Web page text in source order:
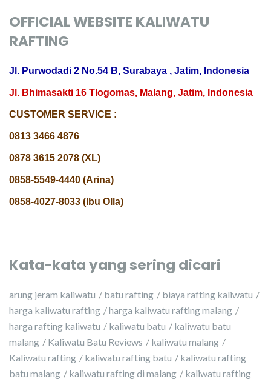
OFFICIAL WEBSITE KALIWATU
RAFTING
Jl. Purwodadi 2 No.54 B, Surabaya , Jatim, Indonesia
Jl. Bhimasakti 16 Tlogomas, Malang, Jatim, Indonesia
CUSTOMER SERVICE :
0813 3466 4876
0878 3615 2078 (XL)
0858-5549-4440 (Arina)
0858-4027-8033 (Ibu Olla)
Kata-kata yang sering dicari
arung jeram kaliwatu batu rafting
biaya rafting kaliwatu
harga kaliwatu rafting
harga kaliwatu rafting malang
harga rafting kaliwatu
kaliwatu batu
kaliwatu batu
malang
Kaliwatu Batu Reviews
kaliwatu malang
Kaliwatu rafting
kaliwatu rafting batu
kaliwatu rafting
batu malang
kaliwatu rafting di malang
kaliwatu rafting